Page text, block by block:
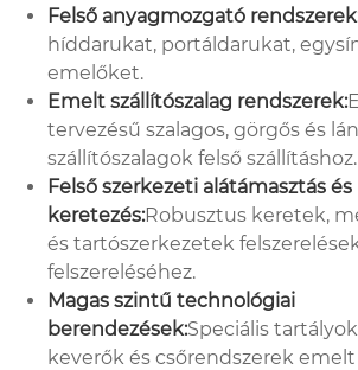
Felső anyagmozgató
híddarukat, portáldarukat,
emelőket.
Emelt szállítószalag rendszerek:
tervezésű szalagos, görgős és
szállítószalagok felső szállításhoz.
Felső szerkezeti alátámasztás és
keretezés:Robusztus keretek,
és tartószerkezetek
felszereléséhez.
Magas szintű technológiai
berendezések:Speciális
keverők és csőrendszerek